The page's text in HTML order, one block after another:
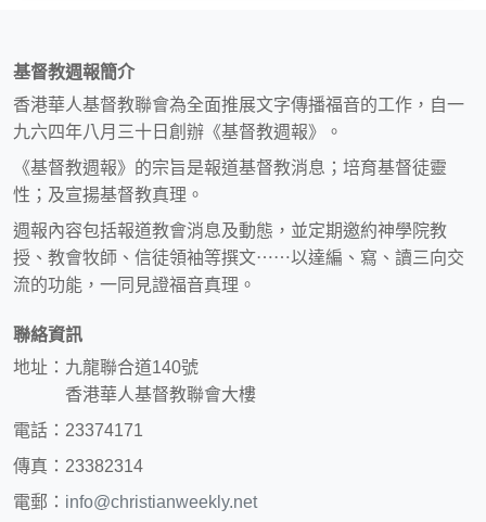
基督教週報簡介
香港華人基督教聯會為全面推展文字傳播福音的工作，自一
九六四年八月三十日創辦《基督教週報》。
《基督教週報》的宗旨是報道基督教消息；培育基督徒靈
性；及宣揚基督教真理。
週報內容包括報道教會消息及動態，並定期邀約神學院教
授、教會牧師、信徒領袖等撰文⋯⋯以達編、寫、讀三向交
流的功能，一同見證福音真理。
聯絡資訊
地址：九龍聯合道140號
香港華人基督教聯會大樓
電話：23374171
傳真：23382314
電郵： info@christianweekly.net